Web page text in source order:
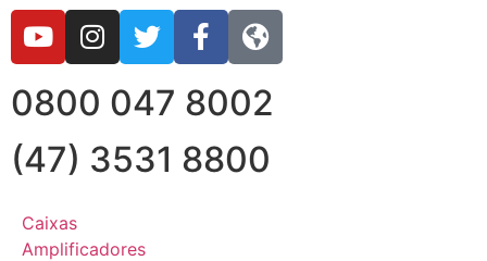
0800 047 8002
(47) 3531 8800
Caixas
Amplificadores